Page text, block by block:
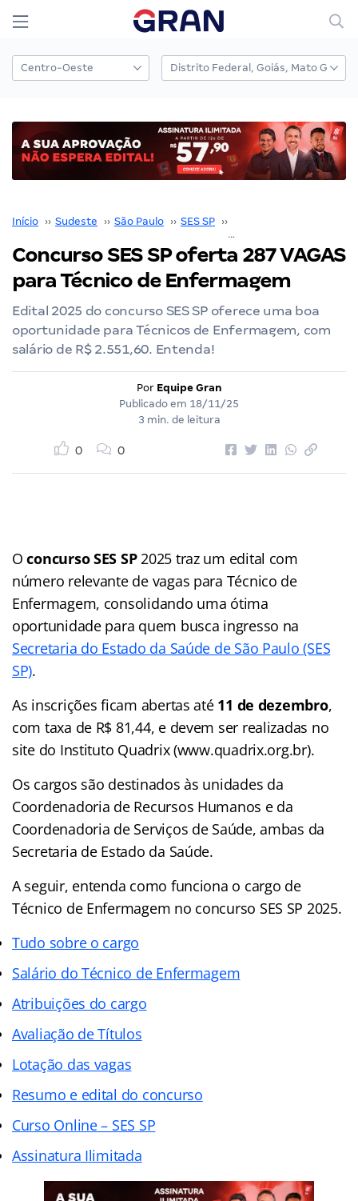
Início ›› Sudeste ›› São Paulo ›› SES SP ››
Concurso SES SP oferta 287 VAGAS
para Técnico de Enfermagem
Edital 2025 do concurso SES SP oferece uma boa
oportunidade para Técnicos de Enfermagem, com
salário de R$ 2.551,60. Entenda!
Por Equipe Gran
Publicado em 18/11/25
3 min. de leitura
0 0
Oconcurso SES SP2025 traz um edital com
número relevante de vagas para Técnico de
Enfermagem, consolidando uma ótima
oportunidade para quem busca ingresso na
Secretaria do Estado da Saúde de São Paulo (SES
SP).
As inscrições ficam abertas até 11 de dezembro,
com taxa de R$ 81,44, e devem ser realizadas no
site do Instituto Quadrix (www.quadrix.org.br).
Os cargos são destinados às unidades da
Coordenadoria de Recursos Humanos e da
Coordenadoria de Serviços de Saúde, ambas da
Secretaria de Estado da Saúde.
A seguir, entenda como funciona o cargo de
Técnico de Enfermagem no concurso SES SP 2025.
Tudo sobre o cargo
Salário do Técnico de Enfermagem
Atribuições do cargo
Avaliação de Títulos
Lotação das vagas
Resumo e edital do concurso
Curso Online – SES SP
Assinatura Ilimitada